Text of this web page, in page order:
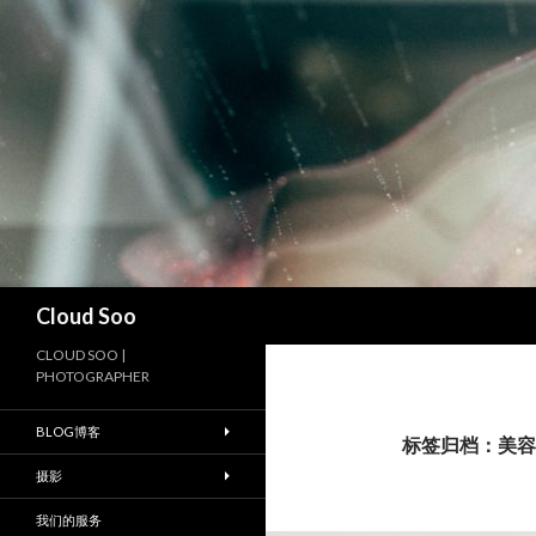
Cloud Soo
标签归档：美
CLOUD SOO |
PHOTOGRAPHER
BLOG博客
摄影
我们的服务